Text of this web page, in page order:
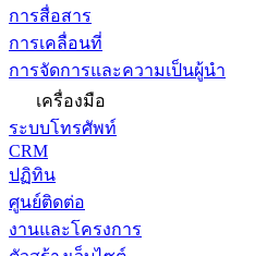
การสื่อสาร
การเคลื่อนที่
การจัดการและความเป็นผู้นำ
เครื่องมือ
ระบบโทรศัพท์
CRM
ปฏิทิน
ศูนย์ติดต่อ
งานและโครงการ